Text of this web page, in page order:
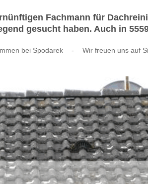
Fachmann für
gesucht haben. Auch in
bei Spodarek - Wir freuen uns auf